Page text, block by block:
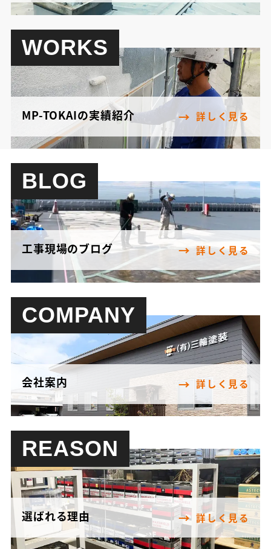
WORKS
MP-TOKAIの実績紹介 詳しく見る
BLOG
工事現場のブログ 詳しく見る
COMPANY
会社案内 詳しく見る
REASON
選ばれる理由 詳しく見る